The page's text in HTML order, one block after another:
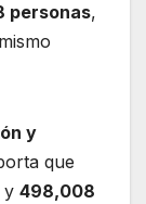
personas,
y
que
y 498,008